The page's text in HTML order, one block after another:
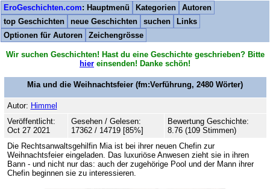
EroGeschichten.com: Hauptmenü Kategorien
Autoren
top Geschichten
neue Geschichten suchen
Links
Optionen für Autoren
Zeichengrösse
Wir suchen Geschichten! Hast du eine Geschichte geschrieben? Bitte
hier einsenden! Danke schön!
Mia und die Weihnachtsfeier (fm:Verführung, 2480 Wörter)
Autor: Himmel
Veröffentlicht:
Oct 27 2021
Gesehen / Gelesen:
17362 / 14719 [85%]
Bewertung Geschichte:
8.76 (109 Stimmen)
Die Rechtsanwaltsgehilfin Mia ist bei ihrer neuen Chefin zur
Weihnachtsfeier eingeladen. Das luxuriöse Anwesen zieht sie in ihren
Bann - und nicht nur das: auch der zugehörige Pool und der Mann ihrer
Chefin beginnen sie zu interessieren.